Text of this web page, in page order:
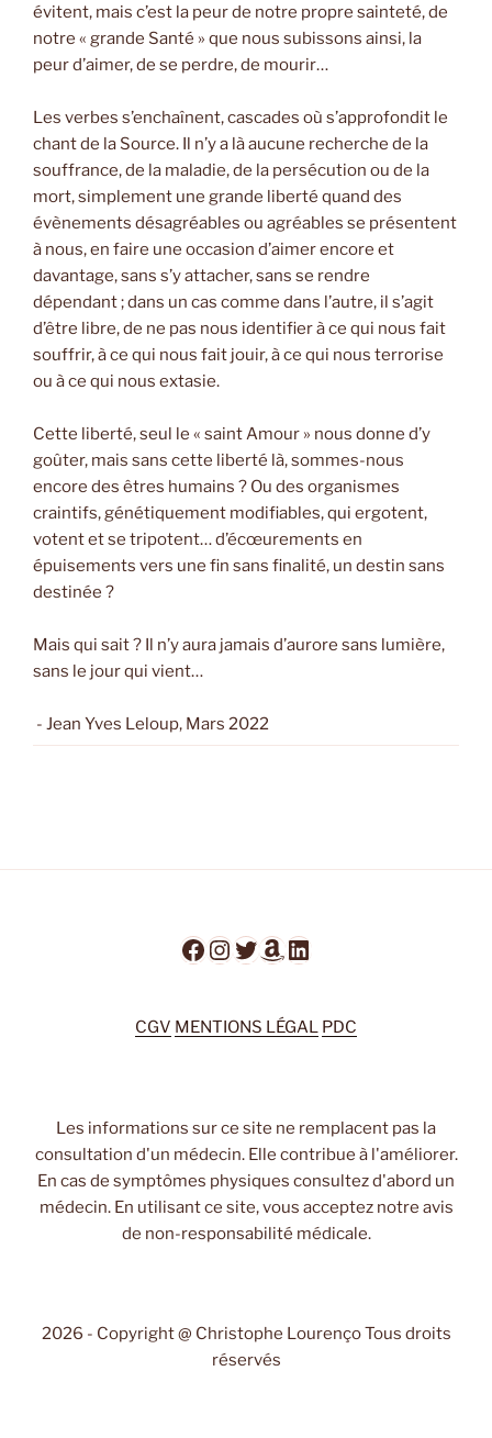
évitent, mais c’est la peur de notre propre sainteté, de
notre « grande Santé » que nous subissons ainsi, la
peur d’aimer, de se perdre, de mourir…
Les verbes s’enchaînent, cascades où s’approfondit le
chant de la Source. Il n’y a là aucune recherche de la
souffrance, de la maladie, de la persécution ou de la
mort, simplement une grande liberté quand des
évènements désagréables ou agréables se présentent
à nous, en faire une occasion d’aimer encore et
davantage, sans s’y attacher, sans se rendre
dépendant ; dans un cas comme dans l’autre, il s’agit
d’être libre, de ne pas nous identifier à ce qui nous fait
souffrir, à ce qui nous fait jouir, à ce qui nous terrorise
ou à ce qui nous extasie.
Cette liberté, seul le « saint Amour » nous donne d’y
goûter, mais sans cette liberté là, sommes-nous
encore des êtres humains ? Ou des organismes
craintifs, génétiquement modifiables, qui ergotent,
votent et se tripotent… d’écœurements en
épuisements vers une fin sans finalité, un destin sans
destinée ?
Mais qui sait ? Il n’y aura jamais d’aurore sans lumière,
sans le jour qui vient…
- Jean Yves Leloup, Mars 2022
Facebook
Instagram
Twitter
Amazon
LinkedIn
CGV MENTIONS LÉGAL PDC
Les informations sur ce site ne remplacent pas la
consultation d'un médecin. Elle contribue à l'améliorer.
En cas de symptômes physiques consultez d'abord un
médecin. En utilisant ce site, vous acceptez notre avis
de non-responsabilité médicale.
2026 - Copyright @ Christophe Lourenço Tous droits
réservés